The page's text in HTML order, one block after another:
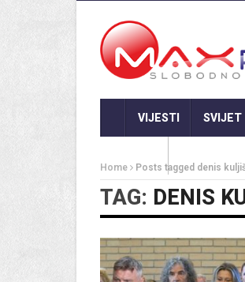
VIJESTI SVIJET
Home Posts tagged denis
TAG: DENIS